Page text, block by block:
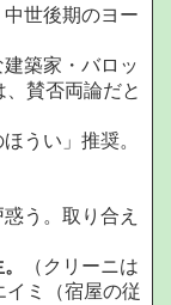
世後期のヨー
築家・バロッ
賛否両論だと
うい」推奨。
う。取り合え
（クリーニは
イミ（宿屋の従